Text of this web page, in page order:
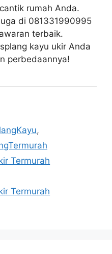
rumah Anda.
di 081331990995
terbaik.
kayu ukir Anda
perbedaannya!
,
Termurah
Termurah